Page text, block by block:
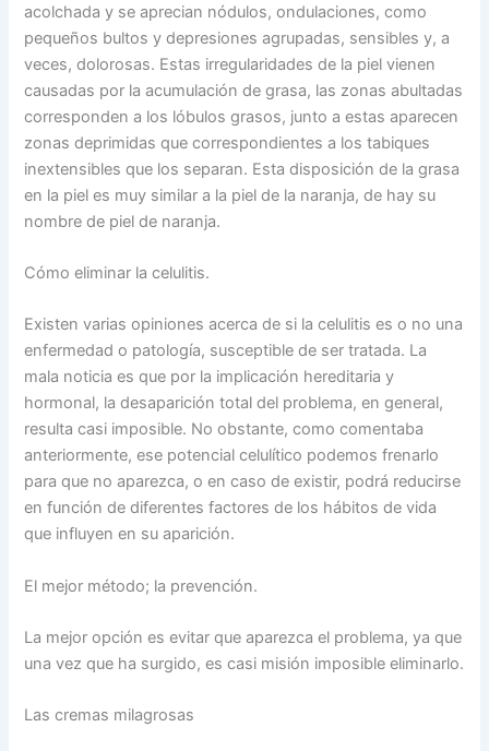
acolchada y se aprecian nódulos, ondulaciones, como
pequeños bultos y depresiones agrupadas, sensibles y, a
veces, dolorosas. Estas irregularidades de la piel vienen
causadas por la acumulación de grasa, las zonas abultadas
corresponden a los lóbulos grasos, junto a estas aparecen
zonas deprimidas que correspondientes a los tabiques
inextensibles que los separan. Esta disposición de la grasa
en la piel es muy similar a la piel de la naranja, de hay su
nombre de piel de naranja.
Cómo eliminar la celulitis.
Existen varias opiniones acerca de si la celulitis es o no una
enfermedad o patología, susceptible de ser tratada. La
mala noticia es que por la implicación hereditaria y
hormonal, la desaparición total del problema, en general,
resulta casi imposible. No obstante, como comentaba
anteriormente, ese potencial celulítico podemos frenarlo
para que no aparezca, o en caso de existir, podrá reducirse
en función de diferentes factores de los hábitos de vida
que influyen en su aparición.
El mejor método; la prevención.
La mejor opción es evitar que aparezca el problema, ya que
una vez que ha surgido, es casi misión imposible eliminarlo.
Las cremas milagrosas